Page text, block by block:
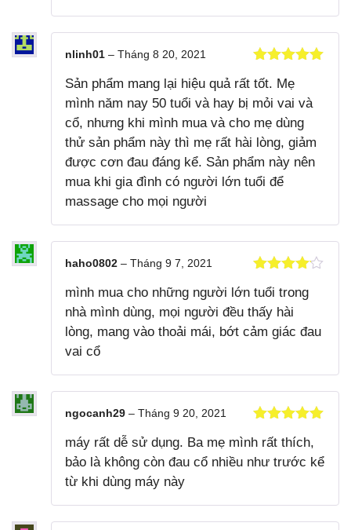
hạng5
sao
nlinh01 – Tháng 8 20, 2021
Sản phẩm mang lại hiệu quả rất tốt. Mẹ
mình năm nay 50 tuổi và hay bị mỏi vai và
cổ, nhưng khi mình mua và cho mẹ dùng
thử sản phẩm này thì mẹ rất hài lòng, giảm
được cơn đau đáng kể. Sản phẩm này nên
mua khi gia đình có người lớn tuổi để
massage cho mọi người
hạng45
sao
haho0802 – Tháng 9 7, 2021
mình mua cho những người lớn tuổi trong
nhà mình dùng, mọi người đều thấy hài
lòng, mang vào thoải mái, bớt cảm giác đau
vai cổ
hạng55
sao
ngocanh29 – Tháng 9 20, 2021
máy rất dễ sử dụng. Ba mẹ mình rất thích,
bảo là không còn đau cổ nhiều như trước kể
từ khi dùng máy này